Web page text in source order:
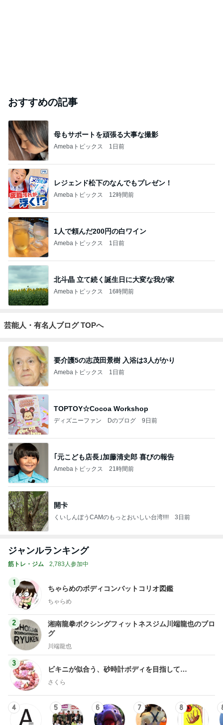
おすすめの記事
母もサポートを頑張る大事な撮影
Amebaトピックス 1日前
レジェンド松下のなんでもプレゼン！
Amebaトピックス 12時間前
1人で頼んだ200円の白ワイン
Amebaトピックス 1日前
北斗晶 立て続く誕生日に大変な我が家
Amebaトピックス 16時間前
芸能人・有名人ブログ TOPへ
要介護5の志茂田景樹 入浴は3人がかり
Amebaトピックス 1日前
TOPTOY☆Cocoa Workshop
ディズニーファン Dのブログ 9日前
｢元こども店長｣加藤清史郎 喜びの報告
Amebaトピックス 21時間前
開卡
くいしんぼうCAMのもっとおいしい台湾!!!! 3日前
ジャンルランキング
筋トレ・ジム 2,783人参加中
1
ちゃらめのボディコンバットコリオ図鑑
ちゃらめ
2
湘南龍拳ボクシングフィットネスジム川端龍也のブロ
グ
川端龍也
3
ビキニが似合う、砂時計ボディを目指して…
さくら
4 5 6 7 8